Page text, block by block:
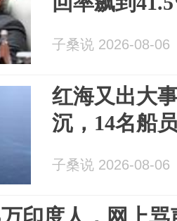
子桑说 2026-08-06
红海又出大
沉，14名船
子桑说 2026-08-06